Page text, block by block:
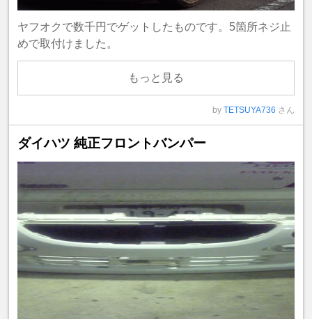
ヤフオクで数千円でゲットしたものです。5箇所ネジ止
めで取付けました。
もっと見る
by TETSUYA736 さん
ダイハツ 純正フロントバンパー